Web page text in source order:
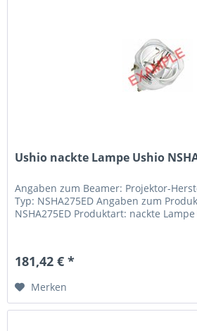
Ushio nackte Lampe Ushio
Angaben zum Beamer: Projektor-
Typ: NSHA275ED Angaben zum
NSHA275ED Produktart: nackte
181,42 € *
Merken